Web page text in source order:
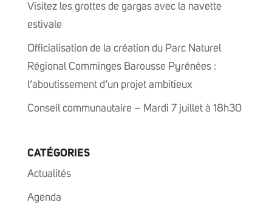
Visitez les grottes de gargas avec la navette
estivale
Officialisation de la création du Parc Naturel
Régional Comminges Barousse Pyrénées :
l’aboutissement d’un projet ambitieux
Conseil communautaire – Mardi 7 juillet à 18h30
CATÉGORIES
Actualités
Agenda